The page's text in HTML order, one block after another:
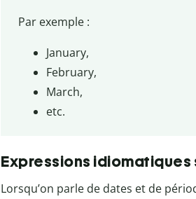
Par exemple :
January,
February,
March,
etc.
Expressions idiomatiques
Lorsqu’on parle de dates et de